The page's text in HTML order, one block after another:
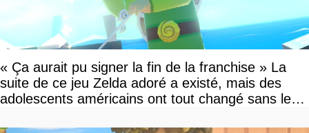
« Ça aurait pu signer la fin de la franchise » La
suite de ce jeu Zelda adoré a existé, mais des
adolescents américains ont tout changé sans le